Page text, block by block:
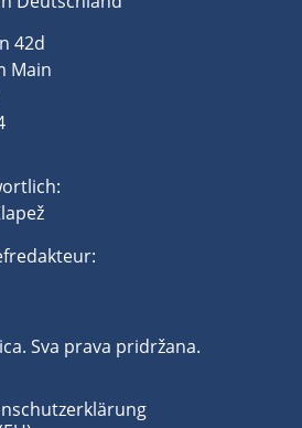
42d
Main
Sva prava pridržana.